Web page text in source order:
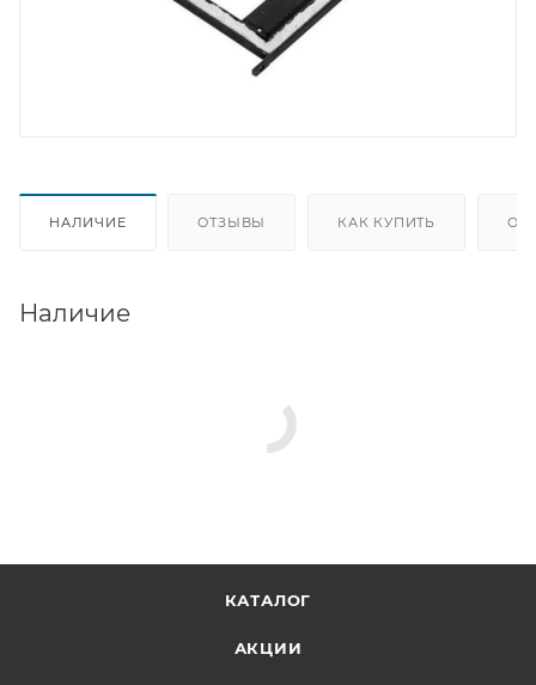
НАЛИЧИЕ ОТЗЫВЫ КАК КУПИТЬ
Наличие
КАТАЛОГ
АКЦИИ